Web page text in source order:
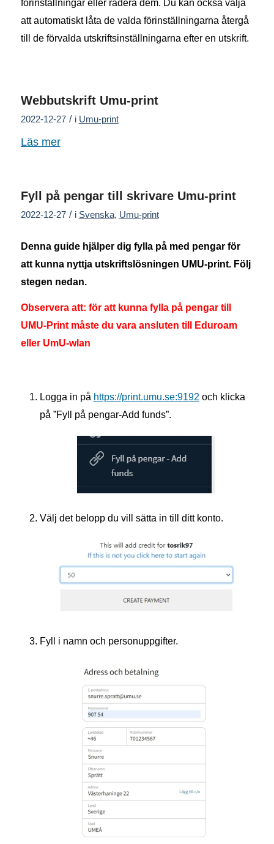
förinställningar eller radera dem. Du kan också välja
att automatiskt låta de valda förinställningarna återgå
till de förvalda utskriftsinställningarna efter en utskrift.
Webbutskrift Umu-print
2022-12-27 / i Umu-print
Läs mer
Fyll på pengar till skrivare Umu-print
2022-12-27 / i Svenska, Umu-print
Denna guide hjälper dig fylla på med pengar för
att kunna nyttja utskriftslösningen UMU-print. Följ
stegen nedan.
Observera att: för att kunna fylla på pengar till
UMU-Print måste du vara ansluten till Eduroam
eller UmU-wlan
Logga in på https://print.umu.se:9192 och klicka
på ”Fyll på pengar-Add funds”.
Välj det belopp du vill sätta in till ditt konto.
Fyll i namn och personuppgifter.